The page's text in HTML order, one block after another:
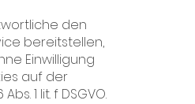
den
bereitstellen,
Einwilligung
auf der
1 lit. f DSGVO.